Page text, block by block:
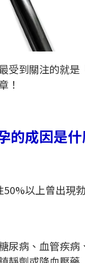
受到關注的就
！
的成因是什
以上曾出現
尿病、血管疾病